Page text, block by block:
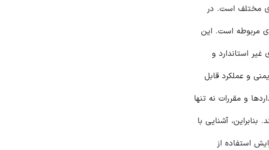
مختلف است. در
مربوطه است. این
غیر استاندارد و
و عملکرد قابل
و مقررات نه تنها
آشنایی با
استفاده از